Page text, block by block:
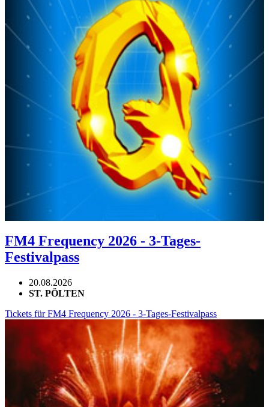
FM4 Frequency 2026 - 3-Tages-
Festivalpass
20.08.2026
ST. PÖLTEN
Tickets für FM4 Frequency 2026 - 3-Tages-Festivalpass